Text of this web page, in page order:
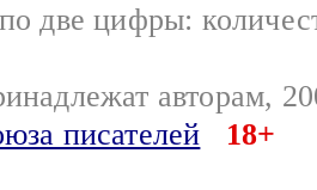
две цифры:
авторам,
писателей
18+